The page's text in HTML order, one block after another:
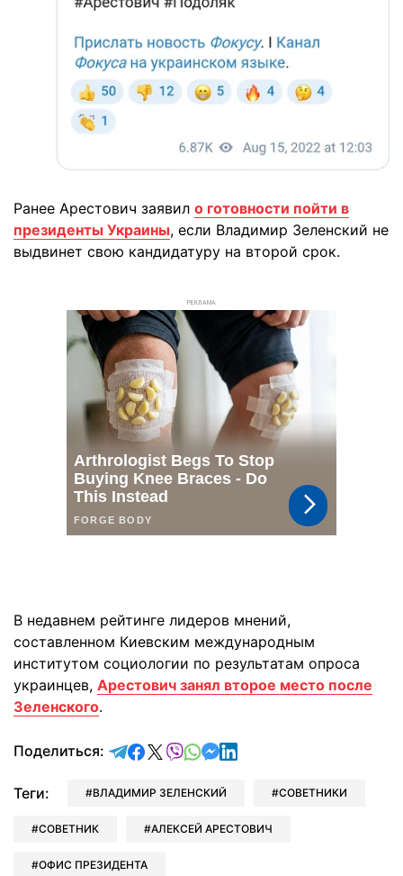
Ранее Арестович заявил о готовности пойти в
президенты Украины, если Владимир Зеленский не
выдвинет свою кандидатуру на второй срок.
РЕКЛАМА
В недавнем рейтинге лидеров мнений,
составленном Киевским международным
институтом социологии по результатам опроса
украинцев, Арестович занял второе место после
Зеленского.
Поделиться: отправить в Telegram
поделиться в Facebook
поделиться в X
отправить в Viber
отправить в Whatsapp
отправить в Messenger
отправить в LinkedIn
Теги: ВЛАДИМИР ЗЕЛЕНСКИЙ СОВЕТНИКИ
СОВЕТНИК АЛЕКСЕЙ АРЕСТОВИЧ
ОФИС ПРЕЗИДЕНТА